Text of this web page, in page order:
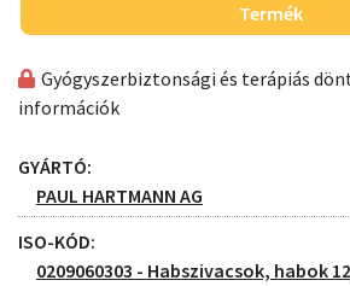
Termék
Gyógyszerbiztonsági és terápiás
információk
GYÁRTÓ:
PAUL HARTMANN AG
ISO-KÓD:
0209060303 - Habszivacsok, habok